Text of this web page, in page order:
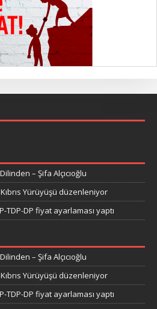
– Şifa Alçıcıoğlu
Yürüyüşü düzenleniyor
TDP-DP fiyat ayarlaması yaptı
– Şifa Alçıcıoğlu
Yürüyüşü düzenleniyor
TDP-DP fiyat ayarlaması yaptı